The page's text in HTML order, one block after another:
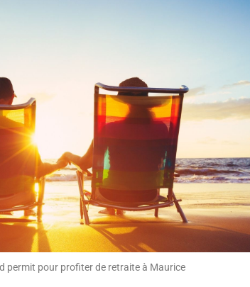
permit pour profiter de retraite à Maurice